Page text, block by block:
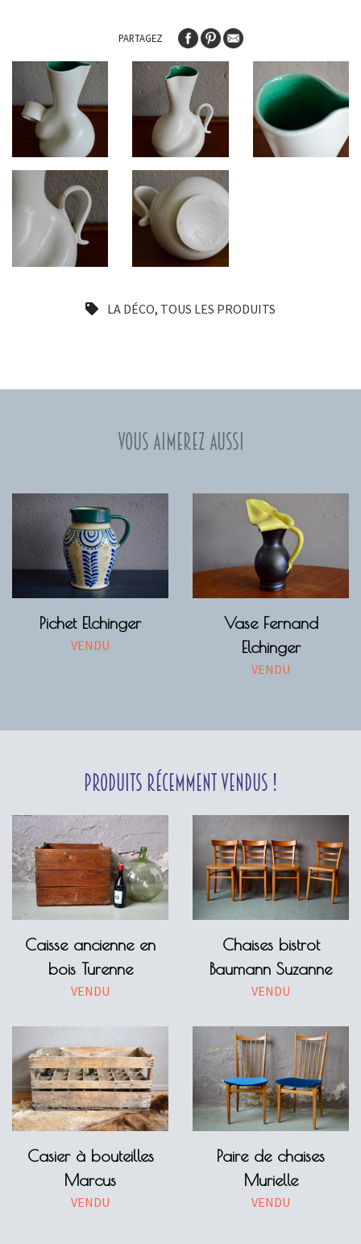
LA DÉCO, TOUS LES PRODUITS
PARTAGEZ
Vous aimerez aussi
Pichet Elchinger
VENDU
Vase Fernand
Elchinger
VENDU
Produits récemment vendus !
Caisse ancienne en
bois Turenne
VENDU
Chaises bistrot
Baumann Suzanne
VENDU
Casier à bouteilles
Marcus
VENDU
Paire de chaises
Murielle
VENDU